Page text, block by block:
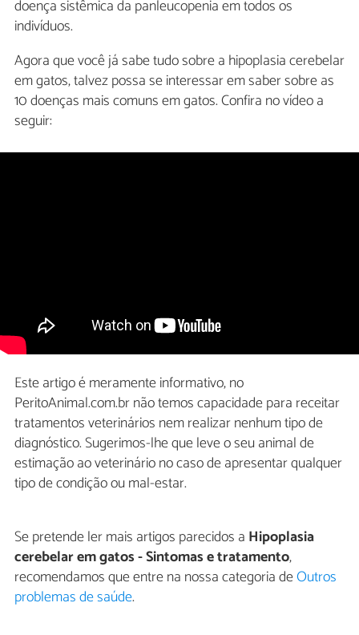
doença sistêmica da panleucopenia em todos os
indivíduos.
Agora que você já sabe tudo sobre a hipoplasia cerebelar
em gatos, talvez possa se interessar em saber sobre as
10 doenças mais comuns em gatos. Confira no vídeo a
seguir:
Este artigo é meramente informativo, no
PeritoAnimal.com.br não temos capacidade para receitar
tratamentos veterinários nem realizar nenhum tipo de
diagnóstico. Sugerimos-lhe que leve o seu animal de
estimação ao veterinário no caso de apresentar qualquer
tipo de condição ou mal-estar.
Se pretende ler mais artigos parecidos a Hipoplasia
cerebelar em gatos - Sintomas e tratamento,
recomendamos que entre na nossa categoria deOutros
problemas de saúde.